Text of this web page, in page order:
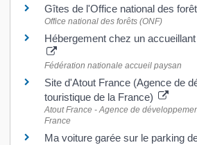
Gîtes de l'Office national des
Office national des forêts (ONF)
Hébergement chez un
Fédération nationale accueil paysan
Site d'Atout France (Agence de
touristique de la France)
Atout France - Agence de
France
Ma voiture garée sur le parking